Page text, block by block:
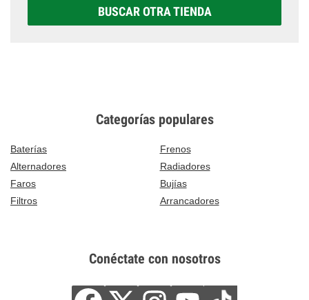
BUSCAR OTRA TIENDA
Categorías populares
Baterías
Frenos
Alternadores
Radiadores
Faros
Bujías
Filtros
Arrancadores
Conéctate con nosotros